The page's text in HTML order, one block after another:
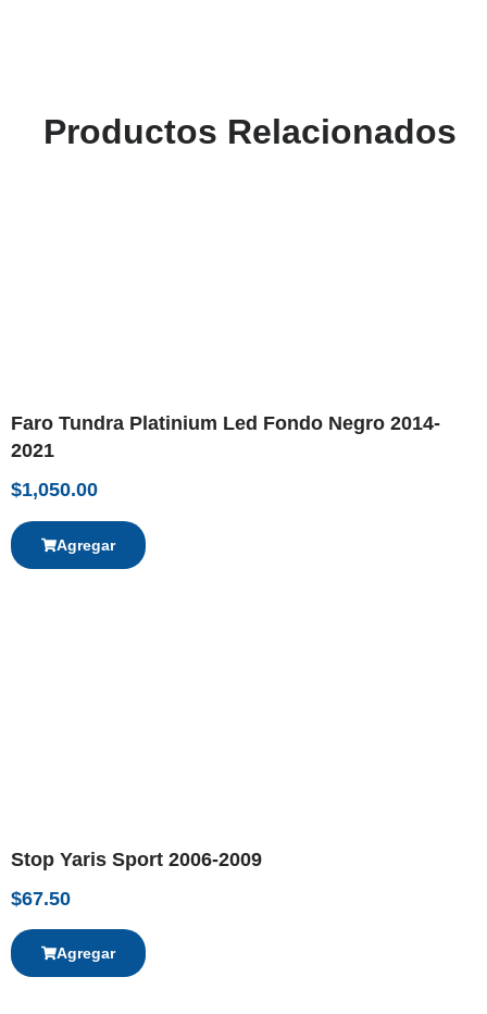
Productos Relacionados
Faro Tundra Platinium Led Fondo Negro 2014-
2021
$1,050.00
Agregar
Stop Yaris Sport 2006-2009
$67.50
Agregar